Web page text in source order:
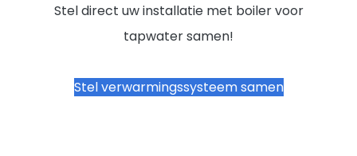
Stel direct uw installatie met boiler voor
tapwater samen!
Stel verwarmingssysteem samen